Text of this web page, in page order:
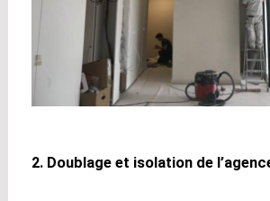
2. Doublage et isolation de